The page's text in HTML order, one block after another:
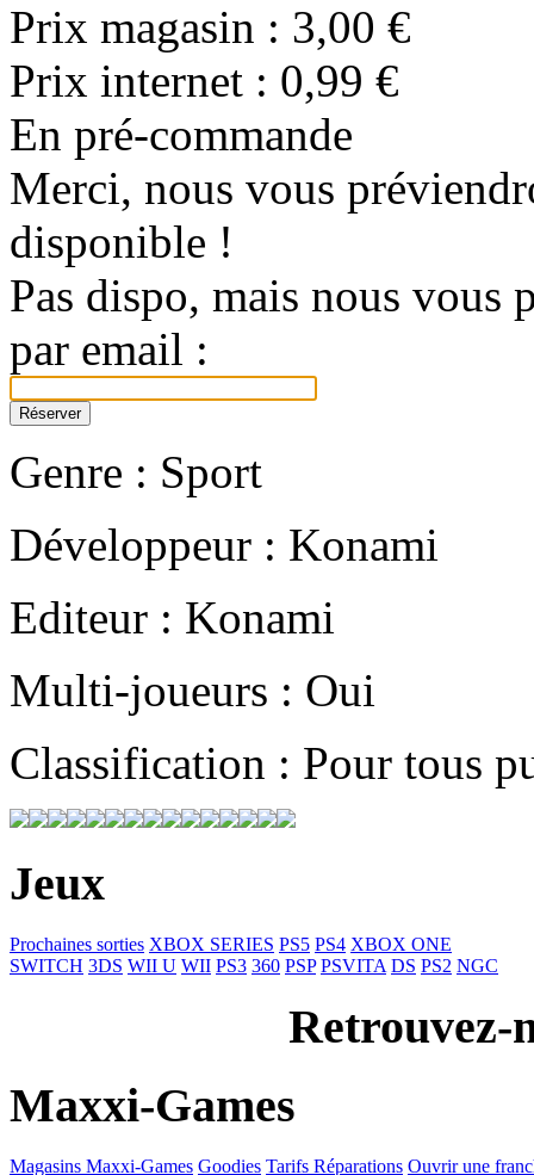
Prix magasin : 3,00 €
Prix internet : 0,99 €
En pré-commande
Merci, nous vous
disponible !
Pas dispo, mais nous vous
par email :
Genre : Sport
Développeur : Konami
Editeur : Konami
Multi-joueurs : Oui
Classification : Pour tous
Jeux
Prochaines sorties XBOX SERIES PS5 PS4 XBOX ONE
SWITCH 3DS WII U WII PS3 360 PSP PSVITA DS PS2 NGC
Retrouvez-
Maxxi-Games
Magasins Maxxi-Games Goodies Tarifs Réparations Ouvrir une